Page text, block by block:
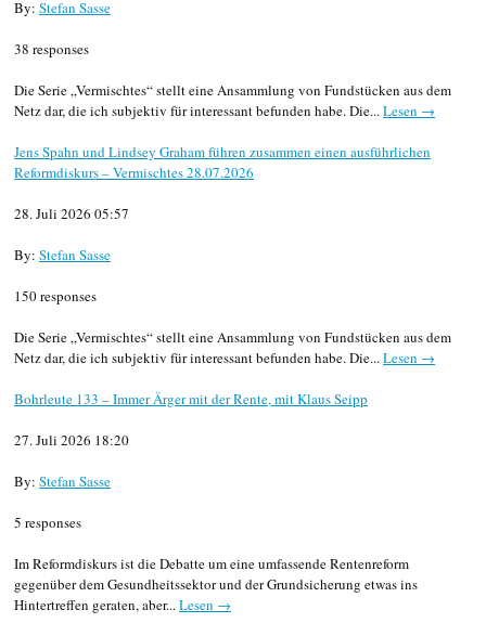
By: Stefan Sasse
38 responses
Die Serie „Vermischtes“ stellt eine Ansammlung von Fundstücken aus dem
Netz dar, die ich subjektiv für interessant befunden habe. Die...Lesen →
Jens Spahn und Lindsey Graham führen zusammen einen ausführlichen
Reformdiskurs – Vermischtes 28.07.2026
28. Juli 2026 05:57
By: Stefan Sasse
150 responses
Die Serie „Vermischtes“ stellt eine Ansammlung von Fundstücken aus dem
Netz dar, die ich subjektiv für interessant befunden habe. Die...Lesen →
Bohrleute 133 – Immer Ärger mit der Rente, mit Klaus Seipp
27. Juli 2026 18:20
By: Stefan Sasse
5 responses
Im Reformdiskurs ist die Debatte um eine umfassende Rentenreform
gegenüber dem Gesundheitssektor und der Grundsicherung etwas ins
Hintertreffen geraten, aber...Lesen →